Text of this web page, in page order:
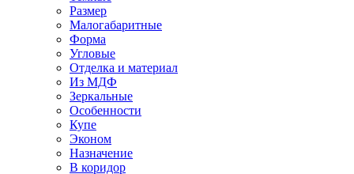
Размер
Малогабаритные
Форма
Угловые
Отделка и материал
Из МДФ
Зеркальные
Особенности
Купе
Эконом
Назначение
В коридор